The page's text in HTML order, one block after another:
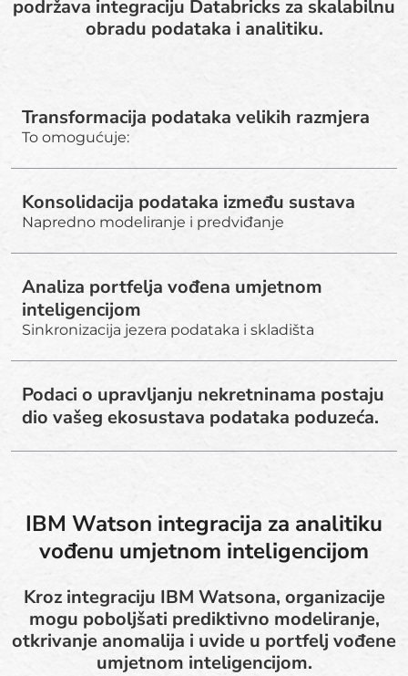
podržava integraciju Databricks za skalabilnu
obradu podataka i analitiku.
Transformacija podataka velikih razmjera
To omogućuje:
Konsolidacija podataka između sustava
Napredno modeliranje i predviđanje
Analiza portfelja vođena umjetnom
inteligencijom
Sinkronizacija jezera podataka i skladišta
Podaci o upravljanju nekretninama postaju
dio vašeg ekosustava podataka poduzeća.
IBM Watson integracija za analitiku
vođenu umjetnom inteligencijom
Kroz integraciju IBM Watsona, organizacije
mogu poboljšati prediktivno modeliranje,
otkrivanje anomalija i uvide u portfelj vođene
umjetnom inteligencijom.